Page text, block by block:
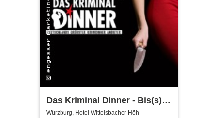
Das Kriminal Dinner - Bis(s)
zum letzten Zug
Würzburg, Hotel Wittelsbacher Höh